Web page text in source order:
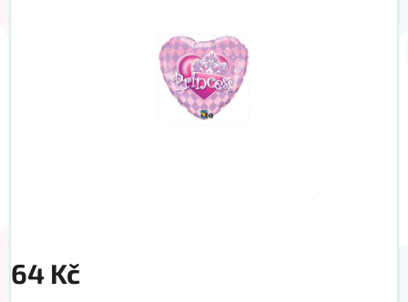
64 Kč